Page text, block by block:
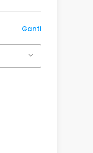
Ganti